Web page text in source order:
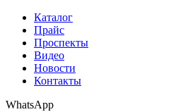
Каталог
Прайс
Проспекты
Видео
Новости
Контакты
WhatsApp